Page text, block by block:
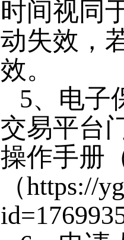
时间视同
动失效，
效。
5、电子
交易平台
操作手册
（https://